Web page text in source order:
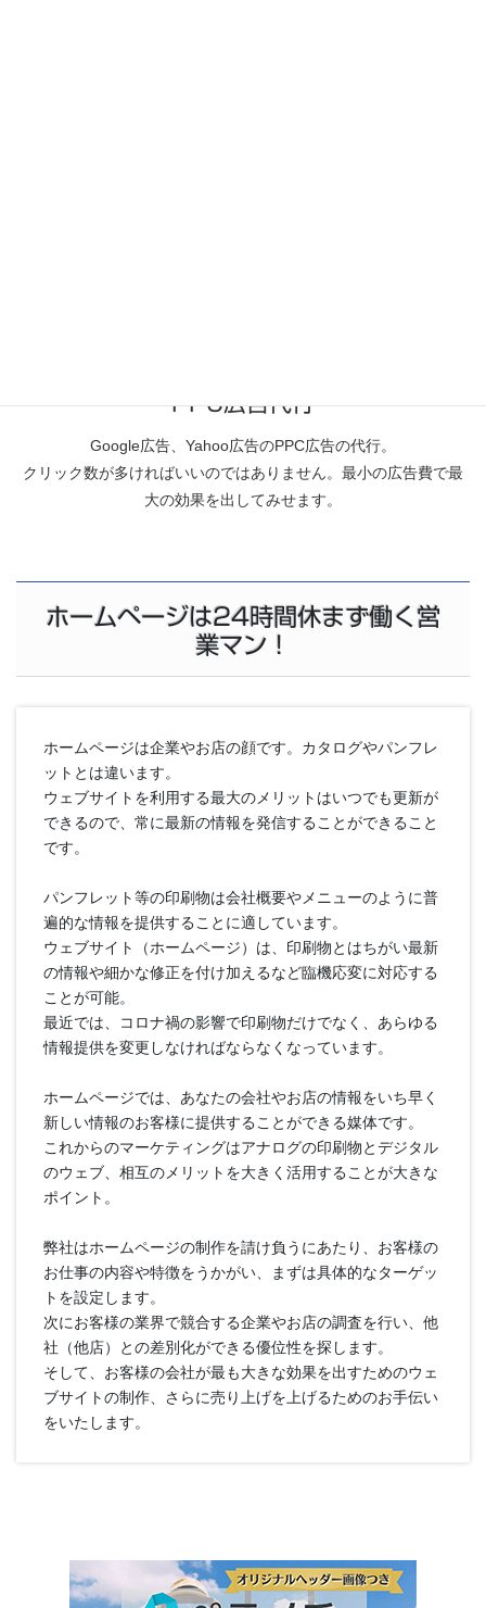
PPC広告代行
Google広告、Yahoo広告のPPC広告の代行。
クリック数が多ければいいのではありません。最小の広告費で最
大の効果を出してみせます。
ホームページは24時間休まず働く営
業マン！
ホームページは企業やお店の顔です。カタログやパンフレ
ットとは違います。
ウェブサイトを利用する最大のメリットはいつでも更新が
できるので、常に最新の情報を発信することができること
です。
パンフレット等の印刷物は会社概要やメニューのように普
遍的な情報を提供することに適しています。
ウェブサイト（ホームページ）は、印刷物とはちがい最新
の情報や細かな修正を付け加えるなど臨機応変に対応する
ことが可能。
最近では、コロナ禍の影響で印刷物だけでなく、あらゆる
情報提供を変更しなければならなくなっています。
ホームページでは、あなたの会社やお店の情報をいち早く
新しい情報のお客様に提供することができる媒体です。
これからのマーケティングはアナログの印刷物とデジタル
のウェブ、相互のメリットを大きく活用することが大きな
ポイント。
弊社はホームページの制作を請け負うにあたり、お客様の
お仕事の内容や特徴をうかがい、まずは具体的なターゲッ
トを設定します。
次にお客様の業界で競合する企業やお店の調査を行い、他
社（他店）との差別化ができる優位性を探します。
そして、お客様の会社が最も大きな効果を出すためのウェ
ブサイトの制作、さらに売り上げを上げるためのお手伝い
をいたします。